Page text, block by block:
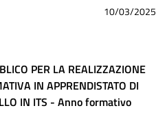
10/03/2025
PER LA REALIZZAZIONE
IN APPRENDISTATO DI
IN ITS - Anno formativo